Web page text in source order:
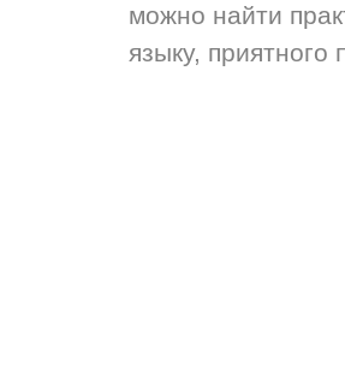
можно найти
языку,